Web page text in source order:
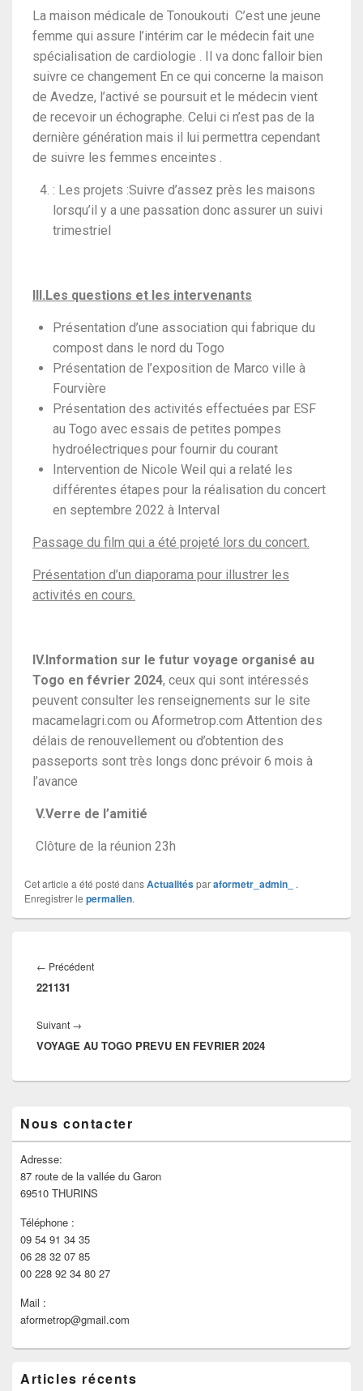
La maison médicale de Tonoukouti C’est une jeune
femme qui assure l’intérim car le médecin fait une
spécialisation de cardiologie . Il va donc falloir bien
suivre ce changement En ce qui concerne la maison
de Avedze, l’activé se poursuit et le médecin vient
de recevoir un échographe. Celui ci n’est pas de la
dernière génération mais il lui permettra cependant
de suivre les femmes enceintes .
: Les projets :Suivre d’assez près les maisons
lorsqu’il y a une passation donc assurer un suivi
trimestriel
III.Les questions et les intervenants
Présentation d’une association qui fabrique du
compost dans le nord du Togo
Présentation de l’exposition de Marco ville à
Fourvière
Présentation des activités effectuées par ESF
au Togo avec essais de petites pompes
hydroélectriques pour fournir du courant
Intervention de Nicole Weil qui a relaté les
différentes étapes pour la réalisation du concert
en septembre 2022 à Interval
Passage du film qui a été projeté lors du concert.
Présentation d’un diaporama pour illustrer les
activités en cours.
IV.Information sur le futur voyage organisé au
Togo en février 2024, ceux qui sont intéressés
peuvent consulter les renseignements sur le site
macamelagri.com ou Aformetrop.com Attention des
délais de renouvellement ou d’obtention des
passeports sont très longs donc prévoir 6 mois à
l’avance
V.Verre de l’amitié
Clôture de la réunion 23h
Cet article a été posté dansActualitésparaformetr_admin_
.
Enregistrer le permalien.
← Précédent
221131
Suivant →
VOYAGE AU TOGO PREVU EN FEVRIER 2024
Nous contacter
Adresse:
87 route de la vallée du Garon
69510 THURINS
Téléphone :
09 54 91 34 35
06 28 32 07 85
00 228 92 34 80 27
Mail :
aformetrop@gmail.com
Articles récents